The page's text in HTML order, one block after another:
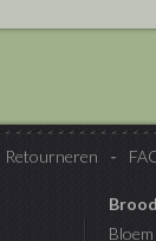
Retourneren